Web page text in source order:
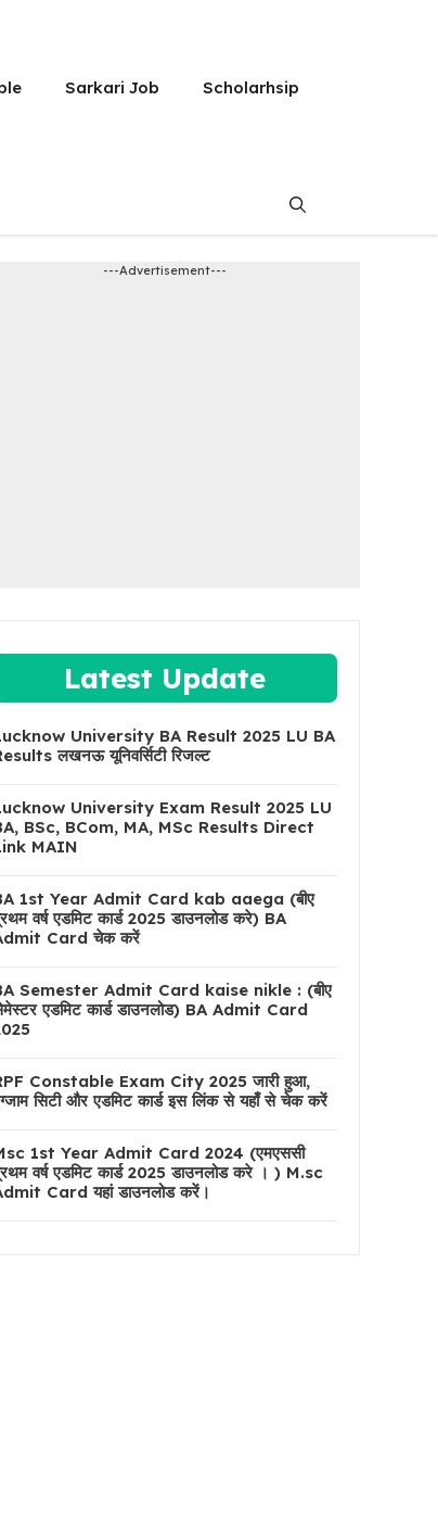
Sarkari Job Scholarhsip
---Advertisement---
Latest Update
University BA Result 2025 LU BA
लखनऊ यूनिवर्सिटी रिजल्ट
University Exam Result 2025 LU
BSc, BCom, MA, MSc Results Direct
MAIN
1st Year Admit Card kab aaega (बीए
वर्ष एडमिट कार्ड 2025 डाउनलोड करे) BA
Card चेक करें
Semester Admit Card kaise nikle : (बीए
एडमिट कार्ड डाउनलोड) BA Admit Card
Constable Exam City 2025 जारी हुआ,
सिटी और एडमिट कार्ड इस लिंक से यहाँ से चेक करें
1st Year Admit Card 2024 (एमएससी
वर्ष एडमिट कार्ड 2025 डाउनलोड करे । ) M.sc
Card यहां डाउनलोड करें।